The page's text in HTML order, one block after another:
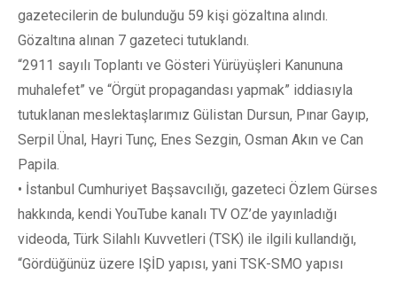
gazetecilerin de bulunduğu 59 kişi gözaltına alındı.
Gözaltına alınan 7 gazeteci tutuklandı.
“2911 sayılı Toplantı ve Gösteri Yürüyüşleri Kanununa
muhalefet” ve “Örgüt propagandası yapmak” iddiasıyla
tutuklanan meslektaşlarımız Gülistan Dursun, Pınar Gayıp,
Serpil Ünal, Hayri Tunç, Enes Sezgin, Osman Akın ve Can
Papila.
• İstanbul Cumhuriyet Başsavcılığı, gazeteci Özlem Gürses
hakkında, kendi YouTube kanalı TV OZ’de yayınladığı
videoda, Türk Silahlı Kuvvetleri (TSK) ile ilgili kullandığı,
“Gördüğünüz üzere IŞİD yapısı, yani TSK-SMO yapısı